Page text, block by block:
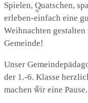
Lutherhaus
Partnergemeinde
Spielen, Quatschen,
erleben-einfach eine
Weihnachten
Gemeinde!
Unser
der 1.-6. Klasse
machen wir eine Pause.